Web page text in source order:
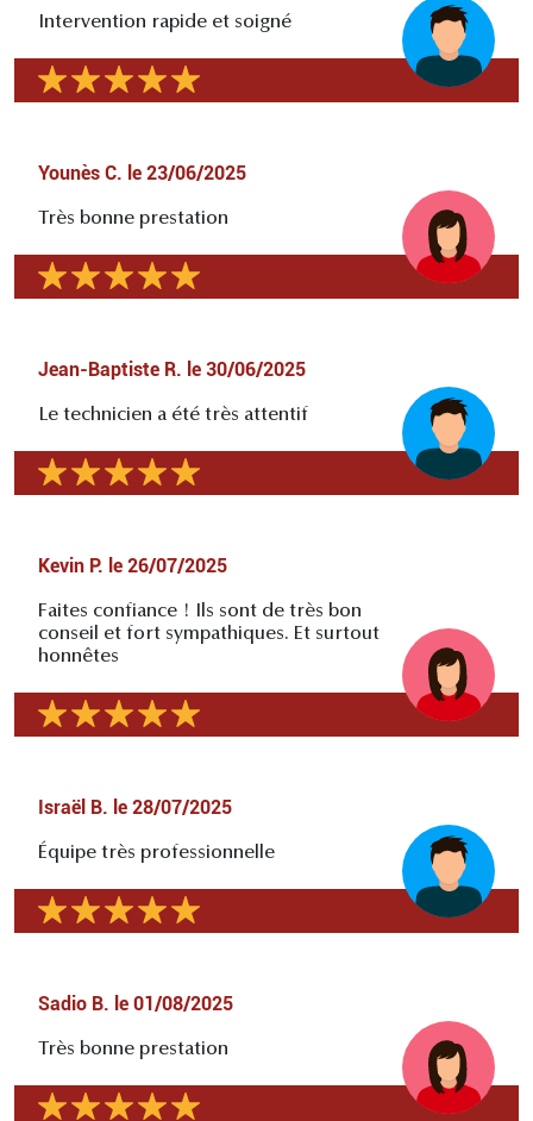
Intervention rapide et soigné
Younès C. le 23/06/2025
Très bonne prestation
Jean-Baptiste R. le 30/06/2025
Le technicien a été très attentif
Kevin P. le 26/07/2025
Faites confiance ! Ils sont de très bon
conseil et fort sympathiques. Et surtout
honnêtes
Israël B. le 28/07/2025
Équipe très professionnelle
Sadio B. le 01/08/2025
Très bonne prestation